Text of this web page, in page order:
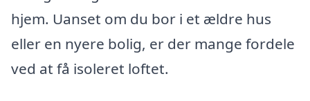
hjem. Uanset om du bor i et ældre hus
eller en nyere bolig, er der mange fordele
ved at få isoleret loftet.